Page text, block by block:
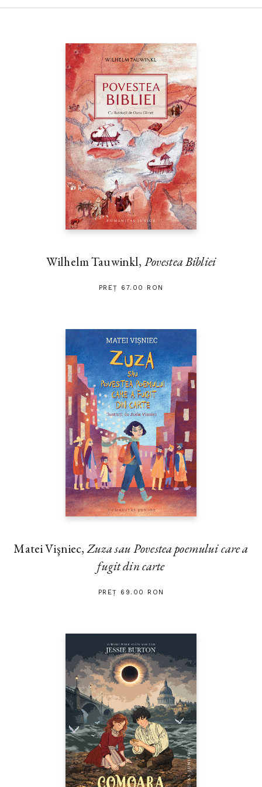
Wilhelm Tauwinkl, Povestea Bibliei
PREȚ 67.00 RON
Matei Vişniec,Zuza sau Povestea poemului care a
fugit din carte
PREȚ 69.00 RON